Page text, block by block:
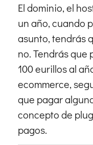
El dominio, el
un año, cuando
asunto, tendrás
no. Tendrás que
100 eurillos al
ecommerce,
que pagar
concepto de
pagos.